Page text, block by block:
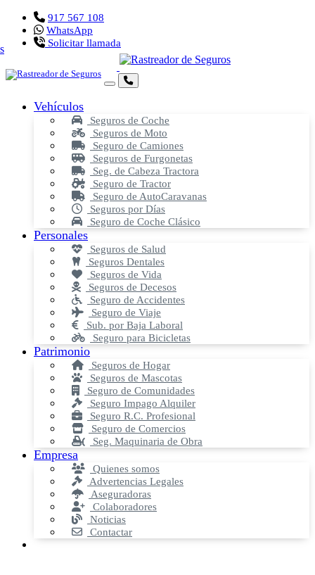
917 567 108
WhatsApp
Solicitar llamada
Vehículos
Seguros de Coche
Seguros de Moto
Seguro de Camiones
Seguros de Furgonetas
Seg. de Cabeza Tractora
Seguro de Tractor
Seguro de AutoCaravanas
Seguros por Días
Seguro de Coche Clásico
Personales
Seguros de Salud
Seguros Dentales
Seguros de Vida
Seguros de Decesos
Seguro de Accidentes
Seguro de Viaje
Sub. por Baja Laboral
Seguro para Bicicletas
Patrimonio
Seguros de Hogar
Seguros de Mascotas
Seguro de Comunidades
Seguro Impago Alquiler
Seguro R.C. Profesional
Seguro de Comercios
Seg. Maquinaria de Obra
Empresa
Quienes somos
Advertencias Legales
Aseguradoras
Colaboradores
Noticias
Contactar